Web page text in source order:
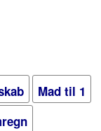
Mad til 1